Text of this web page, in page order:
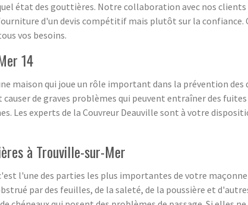
état des gouttières. Notre collaboration avec nos
d'un devis compétitif mais plutôt sur la confiance.
vos besoins.
14
maison qui joue un rôle important dans la prévention
de graves problèmes qui peuvent entraîner des
Les experts de la Couvreur Deauville sont à votre
à Trouville-sur-Mer
l'une des parties les plus importantes de votre
par des feuilles, de la saleté, de la poussière et